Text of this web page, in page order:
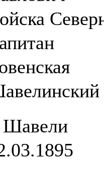
Шавели